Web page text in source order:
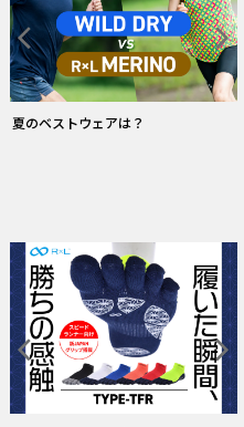
「RUN✕DINIM」 デニムなのに走れる
常にドライ！和紙糸ソックス